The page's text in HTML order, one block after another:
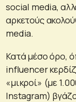
social media,
αρκετούς
media.
Κατά μέσο όρο,
influencer
«μικροί» (με
Instagram)